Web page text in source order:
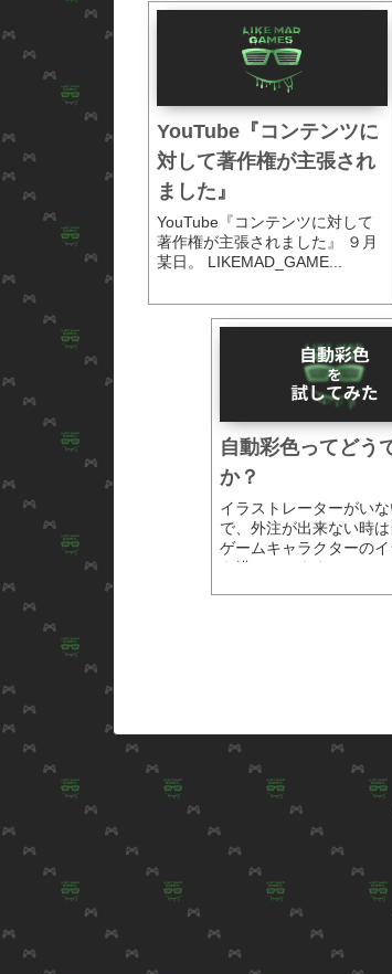
YouTube『コンテンツに
対して著作権が主張され
ました』
YouTube『コンテンツに対して
著作権が主張されました』 ９月
某日。 LIKEMAD_GAME...
自動彩色ってどう
か？
イラストレーターがい
で、外注が出来ない時
ゲームキャラクターのイ
を描いています。で...